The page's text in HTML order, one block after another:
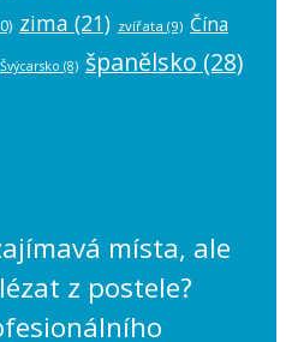
zima (21) zvířata (9) Čína
Švýcarsko (8) španělsko (28)
místa, ale
z postele?